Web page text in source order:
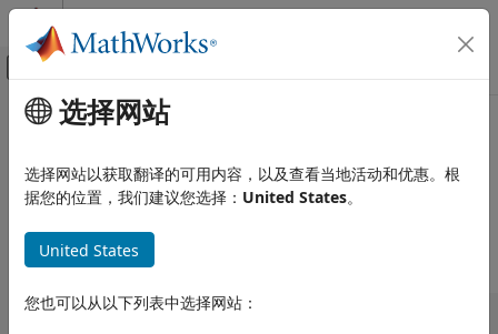
跳到内容
画布外导航菜单切换
查看方式: 类别
使用 MATLAB
MATLAB
MATLAB Copilot
使用 Simulink
Simulink
主要内容
MATLAB Parallel Server 发行说明
Bug 报告 | Bug 修复 expand all in page
| 版本范围:到
起始版本结束版本 不兼容性
选择网站
选择网站以获取翻译的可用内容，以及查看当地活动和优惠。根
据您的位置，我们建议您选择： United States。
United States
您也可以从以下列表中选择网站：